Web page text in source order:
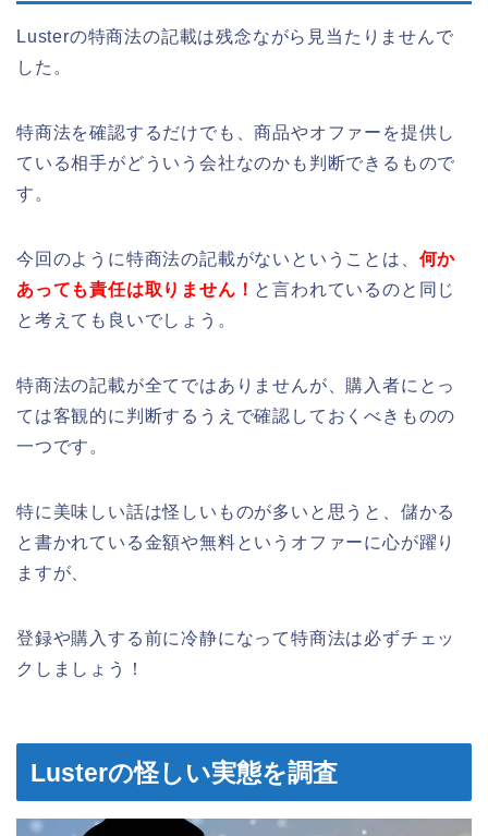
Lusterの特商法の記載は残念ながら見当たりませんで
した。
特商法を確認するだけでも、商品やオファーを提供し
ている相手がどういう会社なのかも判断できるもので
す。
今回のように特商法の記載がないということは、 何か
あっても責任は取りません！ と言われているのと同じ
と考えても良いでしょう。
特商法の記載が全てではありませんが、購入者にとっ
ては客観的に判断するうえで確認しておくべきものの
一つです。
特に美味しい話は怪しいものが多いと思うと、儲かる
と書かれている金額や無料というオファーに心が躍り
ますが、
登録や購入する前に冷静になって特商法は必ずチェッ
クしましょう！
Lusterの怪しい実態を調査